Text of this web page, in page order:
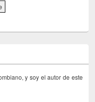
y soy el autor de este